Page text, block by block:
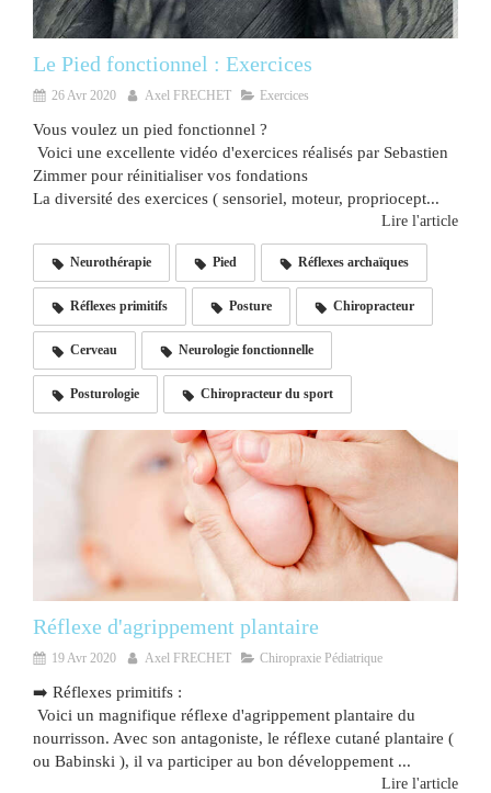
Le Pied fonctionnel : Exercices
26 Avr 2020 Axel FRECHET Exercices
Vous voulez un pied fonctionnel ?
Voici une excellente vidéo d'exercices réalisés par Sebastien
Zimmer pour réinitialiser vos fondations
La diversité des exercices ( sensoriel, moteur, propriocept...
Lire l'article
Neurothérapie Pied Réflexes archaïques
Réflexes primitifs Posture Chiropracteur
Cerveau Neurologie fonctionnelle
Posturologie Chiropracteur du sport
Réflexe d'agrippement plantaire
19 Avr 2020 Axel FRECHET Chiropraxie Pédiatrique
➡️ Réflexes primitifs :
Voici un magnifique réflexe d'agrippement plantaire du
nourrisson. Avec son antagoniste, le réflexe cutané plantaire (
ou Babinski ), il va participer au bon développement ...
Lire l'article